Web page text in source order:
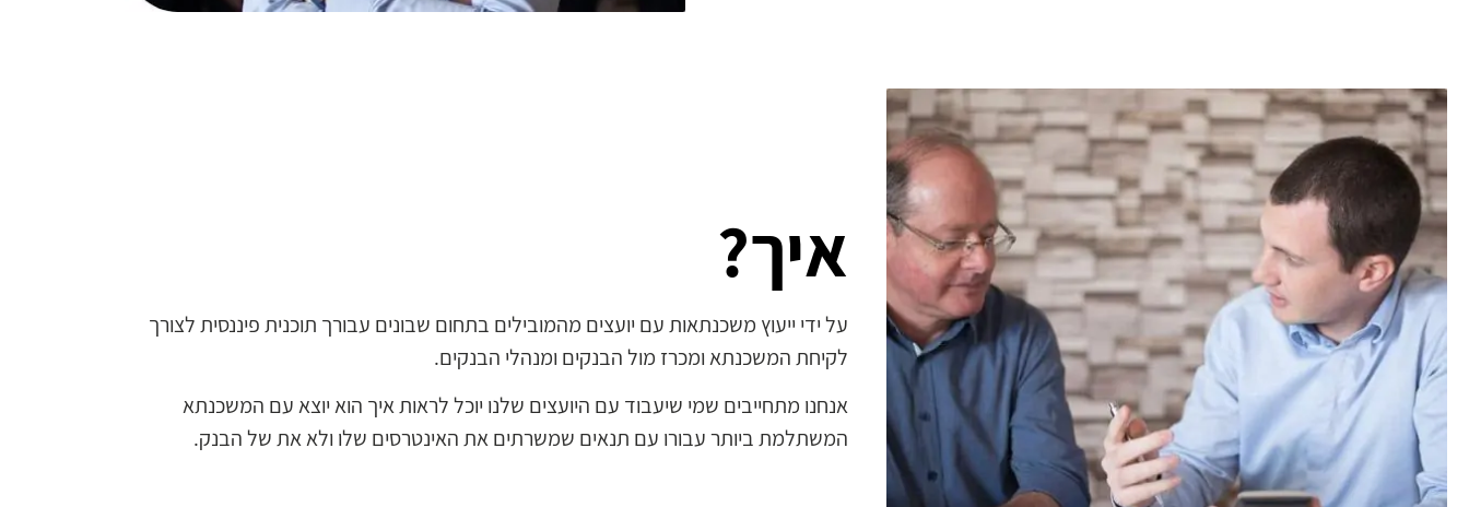
איך?
על ידי ייעוץ משכנתאות עם יועצים מהמובילים בתחום שבונים עבורך תוכנית פיננסית לצורך
לקיחת המשכנתא ומכרז מול הבנקים ומנהלי הבנקים.
אנחנו מתחייבים שמי שיעבוד עם היועצים שלנו יוכל לראות איך הוא יוצא עם המשכנתא
המשתלמת ביותר עבורו עם תנאים שמשרתים את האינטרסים שלו ולא את של הבנק.